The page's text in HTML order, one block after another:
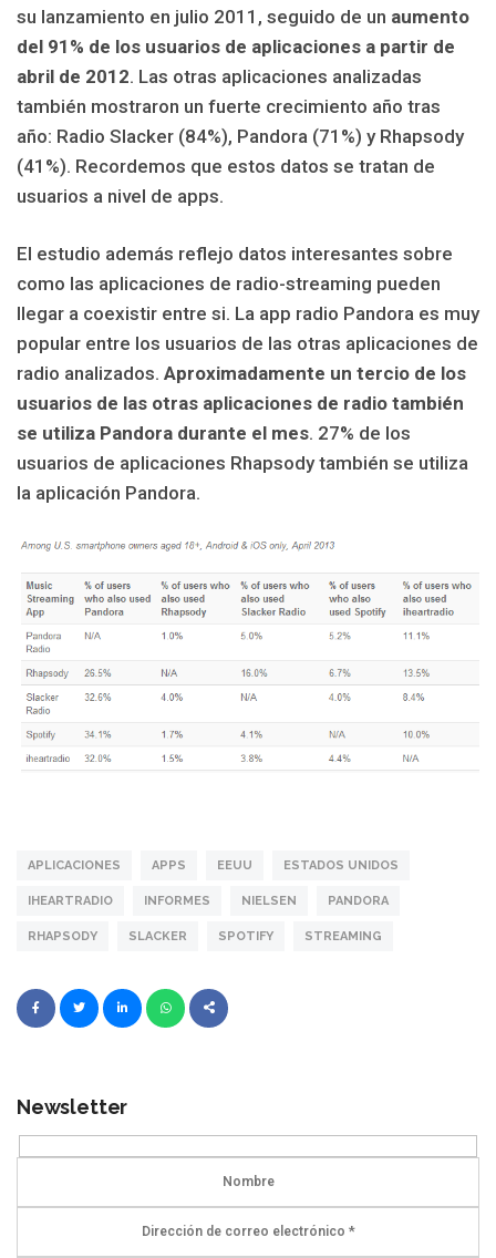
su lanzamiento en julio 2011, seguido de un aumento
del 91% de los usuarios de aplicaciones a partir de
abril de 2012. Las otras aplicaciones analizadas
también mostraron un fuerte crecimiento año tras
año: Radio Slacker (84%), Pandora (71%) y Rhapsody
(41%). Recordemos que estos datos se tratan de
usuarios a nivel de apps.
El estudio además reflejo datos interesantes sobre
como las aplicaciones de radio-streaming pueden
llegar a coexistir entre si. La app radio Pandora es muy
popular entre los usuarios de las otras aplicaciones de
radio analizados. Aproximadamente un tercio de los
usuarios de las otras aplicaciones de radio también
se utiliza Pandora durante el mes. 27% de los
usuarios de aplicaciones Rhapsody también se utiliza
la aplicación Pandora.
APLICACIONES APPS EEUU ESTADOS UNIDOS
IHEARTRADIO INFORMES NIELSEN PANDORA
RHAPSODY SLACKER SPOTIFY STREAMING
Newsletter